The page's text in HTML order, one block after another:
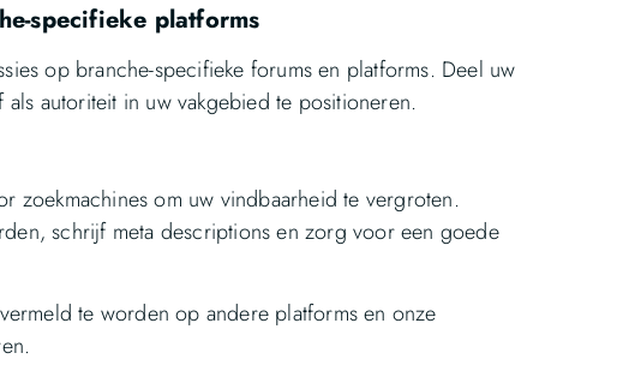
specifieke platforms
op branche-specifieke forums en platforms. Deel uw
als autoriteit in uw vakgebied te positioneren.
zoekmachines om uw vindbaarheid te vergroten.
schrijf meta descriptions en zorg voor een goede
te worden op andere platforms en onze